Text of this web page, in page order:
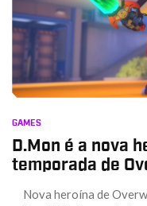
GAMES
D.Mon é a nova
temporada de
Nova heroína de